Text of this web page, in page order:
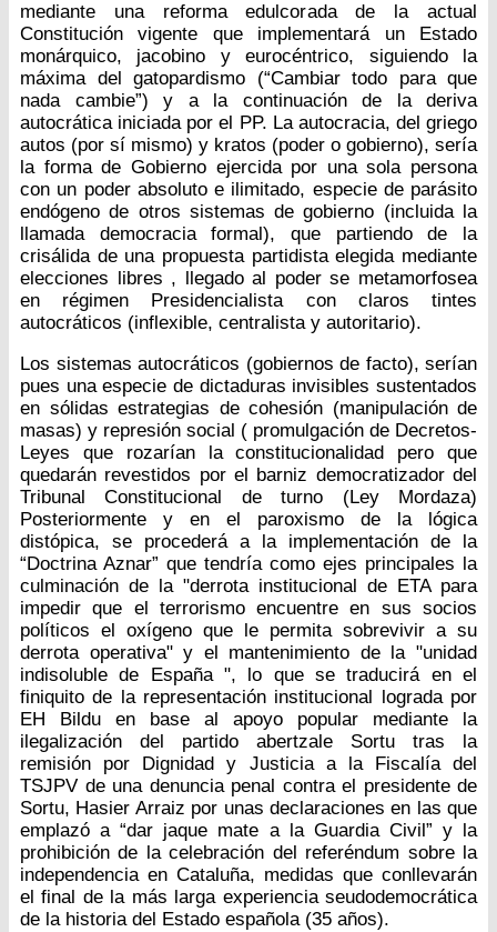
mediante una reforma edulcorada de la actual
Constitución vigente que implementará un Estado
monárquico, jacobino y eurocéntrico, siguiendo la
máxima del gatopardismo (“Cambiar todo para que
nada cambie”) y a la continuación de la deriva
autocrática iniciada por el PP. La autocracia, del griego
autos (por sí mismo) y kratos (poder o gobierno), sería
la forma de Gobierno ejercida por una sola persona
con un poder absoluto e ilimitado, especie de parásito
endógeno de otros sistemas de gobierno (incluida la
llamada democracia formal), que partiendo de la
crisálida de una propuesta partidista elegida mediante
elecciones libres , llegado al poder se metamorfosea
en régimen Presidencialista con claros tintes
autocráticos (inflexible, centralista y autoritario).
Los sistemas autocráticos (gobiernos de facto), serían
pues una especie de dictaduras invisibles sustentados
en sólidas estrategias de cohesión (manipulación de
masas) y represión social ( promulgación de Decretos-
Leyes que rozarían la constitucionalidad pero que
quedarán revestidos por el barniz democratizador del
Tribunal Constitucional de turno (Ley Mordaza)
Posteriormente y en el paroxismo de la lógica
distópica, se procederá a la implementación de la
“Doctrina Aznar” que tendría como ejes principales la
culminación de la "derrota institucional de ETA para
impedir que el terrorismo encuentre en sus socios
políticos el oxígeno que le permita sobrevivir a su
derrota operativa" y el mantenimiento de la "unidad
indisoluble de España ", lo que se traducirá en el
finiquito de la representación institucional lograda por
EH Bildu en base al apoyo popular mediante la
ilegalización del partido abertzale Sortu tras la
remisión por Dignidad y Justicia a la Fiscalía del
TSJPV de una denuncia penal contra el presidente de
Sortu, Hasier Arraiz por unas declaraciones en las que
emplazó a “dar jaque mate a la Guardia Civil” y la
prohibición de la celebración del referéndum sobre la
independencia en Cataluña, medidas que conllevarán
el final de la más larga experiencia seudodemocrática
de la historia del Estado española (35 años).